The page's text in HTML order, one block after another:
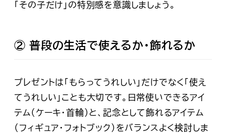
「その子だけ」の特別感を意識しましょう。
② 普段の生活で使えるか・飾れるか
プレゼントは「もらってうれしい」だけでなく「使え
てうれしい」ことも大切です。日常使いできるアイ
テム（ケーキ・首輪）と、記念として飾れるアイテム
（フィギュア・フォトブック）をバランスよく検討しま